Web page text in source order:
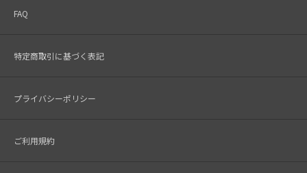
FAQ
特定商取引に基づく表記
プライバシーポリシー
ご利用規約